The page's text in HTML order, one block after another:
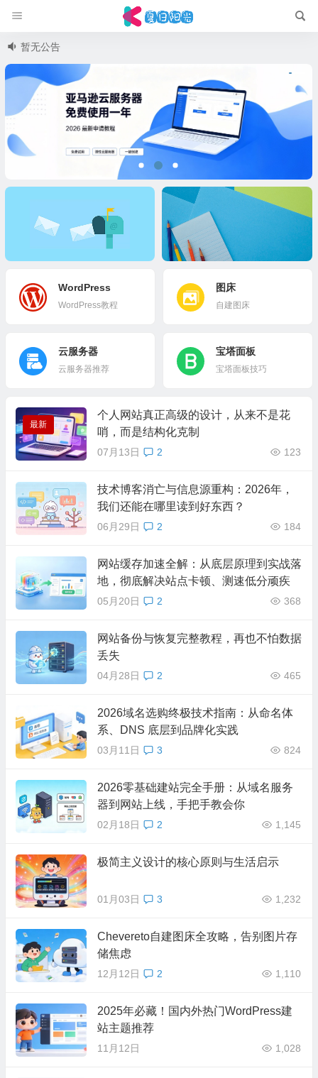
暂无公告
使用腾讯企业邮搭建自己的
专属邮件服务器
BlogSite 时尚大气 wordpres
s 主题 适合搭建个人博客
WordPress
WordPress教程
图床
自建图床
云服务器
云服务器推荐
宝塔面板
宝塔面板技巧
最新
个人网站真正高级的设计，从来不是花
哨，而是结构化克制
07月13日 123
2
技术博客消亡与信息源重构：2026年，
我们还能在哪里读到好东西？
06月29日 184
2
网站缓存加速全解：从底层原理到实战落
地，彻底解决站点卡顿、测速低分顽疾
05月20日 368
2
网站备份与恢复完整教程，再也不怕数据
丢失
04月28日 465
2
2026域名选购终极技术指南：从命名体
系、DNS 底层到品牌化实践
03月11日 824
3
2026零基础建站完全手册：从域名服务
器到网站上线，手把手教会你
02月18日 1,145
2
极简主义设计的核心原则与生活启示
01月03日 1,232
3
Chevereto自建图床全攻略，告别图片存
储焦虑
12月12日 1,110
2
2025年必藏！国内外热门WordPress建
站主题推荐
11月12日 1,028